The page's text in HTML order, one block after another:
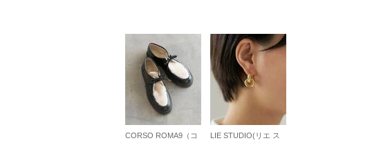
CORSO ROMA9（コ
LIE STUDIO(リエ ス